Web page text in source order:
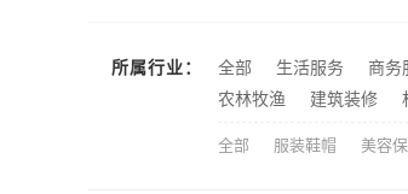
推
所属行业： 全部 生活服务 商务
农林牧渔
建筑装修
全部 服装鞋帽 美容